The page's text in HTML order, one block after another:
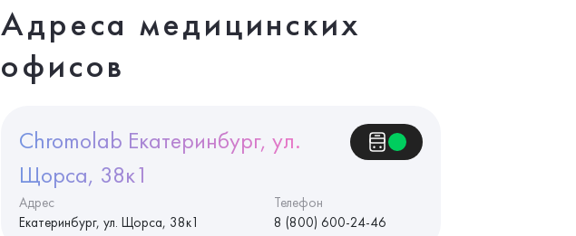
Адреса медицинских
офисов
Chromolab Екатеринбург, ул.
Щорса, 38к1
Адрес
Екатеринбург, ул. Щорса, 38к1
Телефон
8 (800) 600-24-46